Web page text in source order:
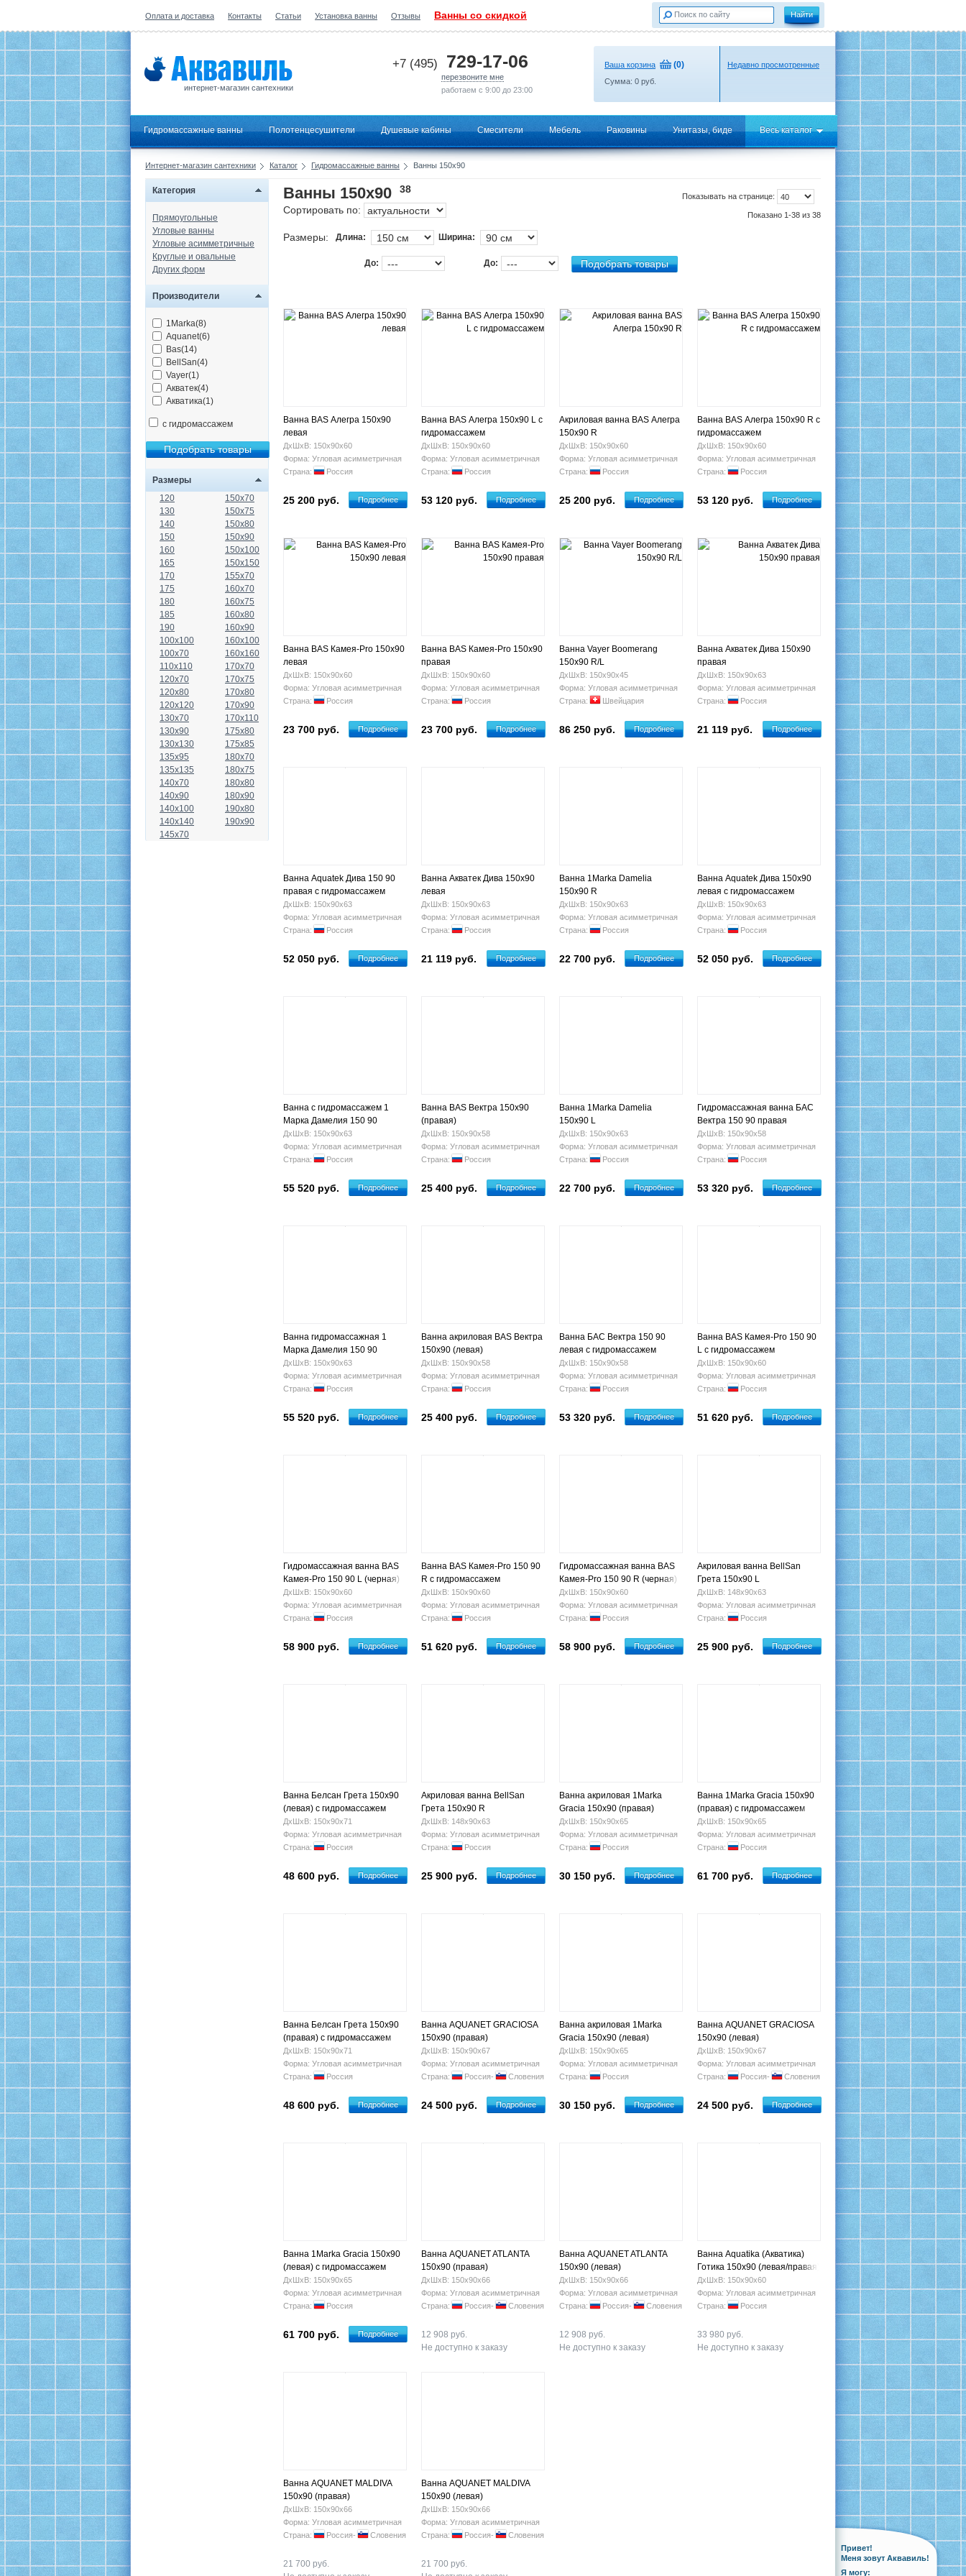
Оплата и доставка Контакты Статьи Установка ванны Отзывы Ванны со скидкой
интернет-магазин сантехники
+7 (495) 729-17-06
перезвоните мне
работаем с 9:00 до 23:00
Ваша корзина (0)
Сумма: 0 руб.
Недавно просмотренные
Гидромассажные ванны Полотенцесушители Душевые кабины Смесители Мебель Раковины Унитазы, биде Весь каталог
Интернет-магазин сантехники Каталог Гидромассажные ванны Ванны 150х90
Категория
Прямоугольные
Угловые ванны
Угловые асимметричные
Круглые и овальные
Других форм
Производители
1Marka(8)
Aquanet(6)
Bas(14)
BellSan(4)
Vayer(1)
Акватек(4)
Акватика(1)
с гидромассажем
Размеры
120
130
140
150
160
165
170
175
180
185
190
100x100
100x70
110x110
120x70
120x80
120x120
130x70
130x90
130x130
135x95
135x135
140x70
140x90
140x100
140x140
145x70
150x70
150x75
150x80
150x90
150x100
150x150
155x70
160x70
160x75
160x80
160x90
160x100
160x160
170x70
170x75
170x80
170x90
170x110
175x80
175x85
180x70
180x75
180x80
180x90
190x80
190x90
Показывать на странице:
Показано 1-38 из 38
Ванны 150х90
38
Сортировать по:
Размеры: Длина: Ширина:
До: До:
Ванна BAS Алегра 150х90
левая
ДхШхВ: 150х90х60
Форма: Угловая асимметричная
Страна:
Россия
25 200 руб. Подробнее
Ванна BAS Алегра 150х90 L с
гидромассажем
ДхШхВ: 150х90х60
Форма: Угловая асимметричная
Страна:
Россия
53 120 руб. Подробнее
Акриловая ванна BAS Алегра
150х90 R
ДхШхВ: 150х90х60
Форма: Угловая асимметричная
Страна:
Россия
25 200 руб. Подробнее
Ванна BAS Алегра 150х90 R с
гидромассажем
ДхШхВ: 150х90х60
Форма: Угловая асимметричная
Страна:
Россия
53 120 руб. Подробнее
Ванна BAS Камея-Pro 150x90
левая
ДхШхВ: 150х90х60
Форма: Угловая асимметричная
Страна:
Россия
23 700 руб. Подробнее
Ванна BAS Камея-Pro 150x90
правая
ДхШхВ: 150х90х60
Форма: Угловая асимметричная
Страна:
Россия
23 700 руб. Подробнее
Ванна Vayer Boomerang
150х90 R/L
ДхШхВ: 150х90х45
Форма: Угловая асимметричная
Страна:
Швейцария
86 250 руб. Подробнее
Ванна Акватек Дива 150x90
правая
ДхШхВ: 150х90х63
Форма: Угловая асимметричная
Страна:
Россия
21 119 руб. Подробнее
Ванна Aquatek Дива 150 90
правая с гидромассажем
ДхШхВ: 150х90х63
Форма: Угловая асимметричная
Страна:
Россия
52 050 руб. Подробнее
Ванна Акватек Дива 150x90
левая
ДхШхВ: 150х90х63
Форма: Угловая асимметричная
Страна:
Россия
21 119 руб. Подробнее
Ванна 1Marka Damelia
150х90 R
ДхШхВ: 150х90х63
Форма: Угловая асимметричная
Страна:
Россия
22 700 руб. Подробнее
Ванна Aquatek Дива 150x90
левая с гидромассажем
ДхШхВ: 150х90х63
Форма: Угловая асимметричная
Страна:
Россия
52 050 руб. Подробнее
Ванна с гидромассажем 1
Марка Дамелия 150 90
(правая)
ДхШхВ: 150х90х63
Форма: Угловая асимметричная
Страна:
Россия
55 520 руб. Подробнее
Ванна BAS Вектра 150x90
(правая)
ДхШхВ: 150х90х58
Форма: Угловая асимметричная
Страна:
Россия
25 400 руб. Подробнее
Ванна 1Marka Damelia
150х90 L
ДхШхВ: 150х90х63
Форма: Угловая асимметричная
Страна:
Россия
22 700 руб. Подробнее
Гидромассажная ванна БАС
Вектра 150 90 правая
ДхШхВ: 150х90х58
Форма: Угловая асимметричная
Страна:
Россия
53 320 руб. Подробнее
Ванна гидромассажная 1
Марка Дамелия 150 90
(левая)
ДхШхВ: 150х90х63
Форма: Угловая асимметричная
Страна:
Россия
55 520 руб. Подробнее
Ванна акриловая BAS Вектра
150х90 (левая)
ДхШхВ: 150х90х58
Форма: Угловая асимметричная
Страна:
Россия
25 400 руб. Подробнее
Ванна БАС Вектра 150 90
левая с гидромассажем
ДхШхВ: 150х90х58
Форма: Угловая асимметричная
Страна:
Россия
53 320 руб. Подробнее
Ванна BAS Камея-Pro 150 90
L с гидромассажем
ДхШхВ: 150х90х60
Форма: Угловая асимметричная
Страна:
Россия
51 620 руб. Подробнее
Гидромассажная ванна BAS
Камея-Pro 150 90 L (черная)
ДхШхВ: 150х90х60
Форма: Угловая асимметричная
Страна:
Россия
58 900 руб. Подробнее
Ванна BAS Камея-Pro 150 90
R с гидромассажем
ДхШхВ: 150х90х60
Форма: Угловая асимметричная
Страна:
Россия
51 620 руб. Подробнее
Гидромассажная ванна BAS
Камея-Pro 150 90 R (черная)
ДхШхВ: 150х90х60
Форма: Угловая асимметричная
Страна:
Россия
58 900 руб. Подробнее
Акриловая ванна BellSan
Грета 150x90 L
ДхШхВ: 148х90х63
Форма: Угловая асимметричная
Страна:
Россия
25 900 руб. Подробнее
Ванна Белсан Грета 150x90
(левая) с гидромассажем
ДхШхВ: 150х90х71
Форма: Угловая асимметричная
Страна:
Россия
48 600 руб. Подробнее
Акриловая ванна BellSan
Грета 150x90 R
ДхШхВ: 148х90х63
Форма: Угловая асимметричная
Страна:
Россия
25 900 руб. Подробнее
Ванна акриловая 1Marka
Gracia 150х90 (правая)
ДхШхВ: 150х90х65
Форма: Угловая асимметричная
Страна:
Россия
30 150 руб. Подробнее
Ванна 1Marka Gracia 150х90
(правая) с гидромассажем
ДхШхВ: 150х90х65
Форма: Угловая асимметричная
Страна:
Россия
61 700 руб. Подробнее
Ванна Белсан Грета 150х90
(правая) с гидромассажем
ДхШхВ: 150х90х71
Форма: Угловая асимметричная
Страна:
Россия
48 600 руб. Подробнее
Ванна AQUANET GRACIOSA
150х90 (правая)
ДхШхВ: 150х90х67
Форма: Угловая асимметричная
Страна:
Россия- Словения
24 500 руб. Подробнее
Ванна акриловая 1Marka
Gracia 150х90 (левая)
ДхШхВ: 150х90х65
Форма: Угловая асимметричная
Страна:
Россия
30 150 руб. Подробнее
Ванна AQUANET GRACIOSA
150х90 (левая)
ДхШхВ: 150х90х67
Форма: Угловая асимметричная
Страна:
Россия- Словения
24 500 руб. Подробнее
Ванна 1Marka Gracia 150х90
(левая) с гидромассажем
ДхШхВ: 150х90х65
Форма: Угловая асимметричная
Страна:
Россия
61 700 руб. Подробнее
Ванна AQUANET ATLANTA
150x90 (правая)
ДхШхВ: 150х90х66
Форма: Угловая асимметричная
Страна:
Россия- Словения
12 908 руб.
Не доступно к заказу
Ванна AQUANET ATLANTA
150х90 (левая)
ДхШхВ: 150х90х66
Форма: Угловая асимметричная
Страна:
Россия- Словения
12 908 руб.
Не доступно к заказу
Ванна Aquatika (Акватика)
Готика 150х90 (левая/правая)
ДхШхВ: 150х90х60
Форма: Угловая асимметричная
Страна:
Россия
33 980 руб.
Не доступно к заказу
Ванна AQUANET MALDIVA
150х90 (правая)
ДхШхВ: 150х90х66
Форма: Угловая асимметричная
Страна:
Россия- Словения
21 700 руб.
Ванна AQUANET MALDIVA
150х90 (левая)
ДхШхВ: 150х90х66
Форма: Угловая асимметричная
Страна:
Россия- Словения
21 700 руб.
Привет!
Меня зовут Аквавиль!
Я могу: